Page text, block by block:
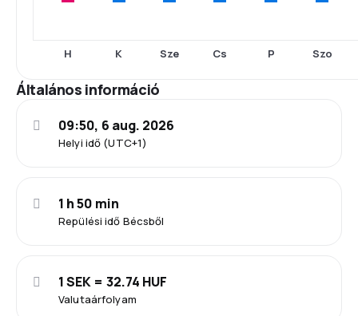
H K Sze Cs P Szo
Általános információ
Helyi idő (UTC+1)
09:50, 6 aug. 2026
Repülési idő Bécsből
1 h 50 min
Valutaárfolyam
1 SEK = 32.74 HUF